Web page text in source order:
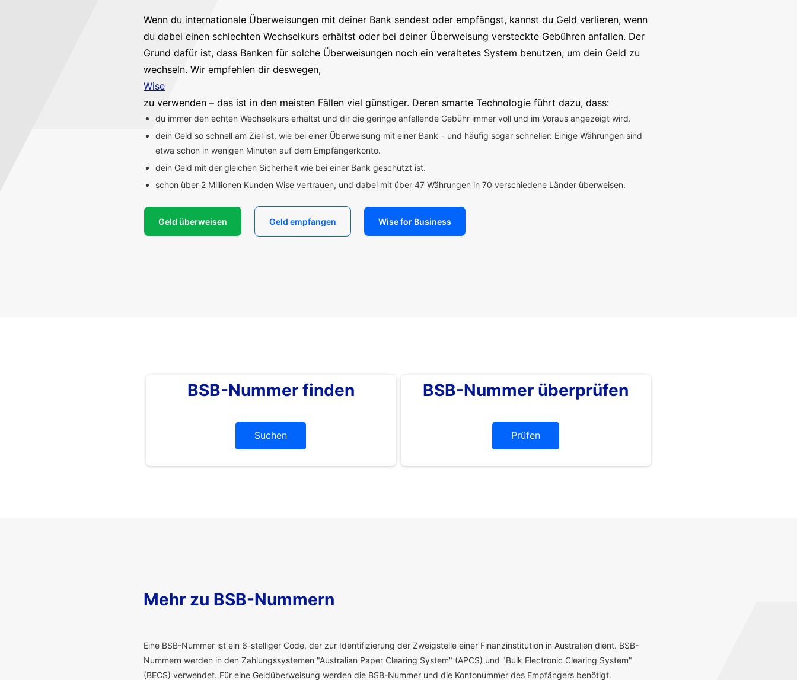
Wenn du internationale Überweisungen mit deiner Bank sendest oder empfängst, kannst du Geld verlieren, wenn
du dabei einen schlechten Wechselkurs erhältst oder bei deiner Überweisung versteckte Gebühren anfallen. Der
Grund dafür ist, dass Banken für solche Überweisungen noch ein veraltetes System benutzen, um dein Geld zu
wechseln. Wir empfehlen dir deswegen,
Wise
zu verwenden – das ist in den meisten Fällen viel günstiger. Deren smarte Technologie führt dazu, dass:
du immer den echten Wechselkurs erhältst und dir die geringe anfallende Gebühr immer voll und im Voraus angezeigt wird.
dein Geld so schnell am Ziel ist, wie bei einer Überweisung mit einer Bank – und häufig sogar schneller: Einige Währungen sind
etwa schon in wenigen Minuten auf dem Empfängerkonto.
dein Geld mit der gleichen Sicherheit wie bei einer Bank geschützt ist.
schon über 2 Millionen Kunden Wise vertrauen, und dabei mit über 47 Währungen in 70 verschiedene Länder überweisen.
Geld überweisen Geld empfangen Wise for Business
BSB-Nummer finden
Suchen
BSB-Nummer überprüfen
Prüfen
Mehr zu BSB-Nummern
Eine BSB-Nummer ist ein 6-stelliger Code, der zur Identifizierung der Zweigstelle einer Finanzinstitution in Australien dient. BSB-
Nummern werden in den Zahlungssystemen "Australian Paper Clearing System" (APCS) und "Bulk Electronic Clearing System"
(BECS) verwendet. Für eine Geldüberweisung werden die BSB-Nummer und die Kontonummer des Empfängers benötigt.